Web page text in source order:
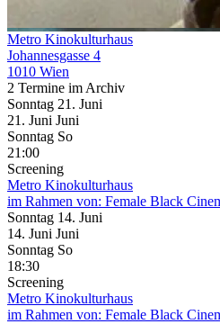
Metro Kinokulturhaus
Johannesgasse 4
1010 Wien
2 Termine im Archiv
Sonntag 21. Juni
21. Juni Juni
Sonntag So
21:00
Screening
Metro Kinokulturhaus
im Rahmen von: Female Black
Sonntag 14. Juni
14. Juni Juni
Sonntag So
18:30
Screening
Metro Kinokulturhaus
im Rahmen von: Female Black